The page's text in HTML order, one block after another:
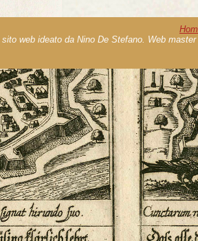
sito web ideato da Nino De Stefano. Web